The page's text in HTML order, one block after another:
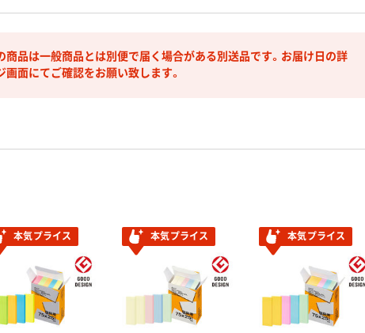
商品は一般商品とは別便で届く場合がある別送品です。お届け日の詳
画面にてご確認をお願い致します。
本気プライス 本気プライス 本気プライス